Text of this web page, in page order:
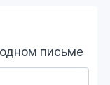
письме